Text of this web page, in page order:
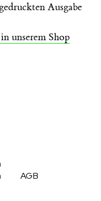
Ausgabe
unserem Shop
AGB